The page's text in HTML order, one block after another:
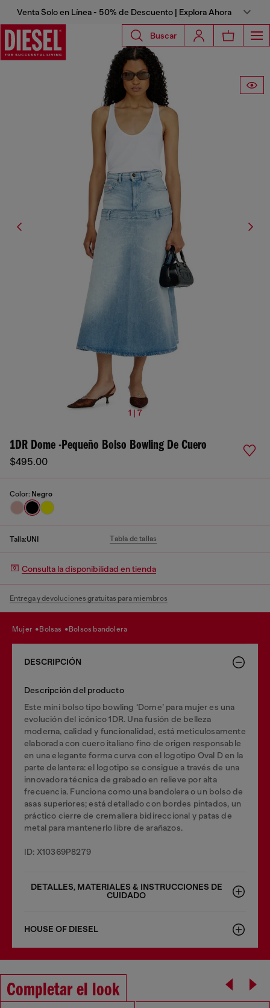
Venta Solo en Línea - 50% de Descuento | Explora Ahora
Buscar
1 | 7
1DR Dome -Pequeño Bolso Bowling De Cuero
$495.00
Color: Negro
Talla:UNI Tabla de tallas
Consulta la disponibilidad en tienda
Entrega y devoluciones gratuitas para miembros
mujer bolsas bolsos bandolera
DESCRIPCIÓN
Descripción del producto
Este mini bolso tipo bowling ‘Dome’ para mujer es una
evolución del icónico 1DR. Una fusión de belleza
moderna, calidad y funcionalidad, está meticulosamente
elaborada con cuero italiano fino de origen responsable
en una elegante forma curva con el logotipo Oval D en la
parte delantera: el logotipo se consigue a través de una
innovadora técnica de grabado en relieve por alta
frecuencia. Funciona como una bandolera o un bolso de
asas superiores; está detallado con bordes pintados, un
práctico cierre de cremallera bidireccional y patas de
metal para mantenerlo libre de arañazos.
ID: X10369P8279
DETALLES, MATERIALES & INSTRUCCIONES DE
CUIDADO
HOUSE OF DIESEL
Completar el look